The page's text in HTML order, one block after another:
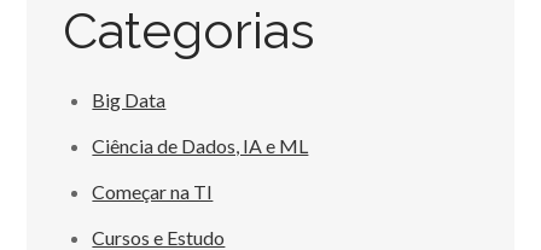
Categorias
Big Data
Ciência de Dados, IA e ML
Começar na TI
Cursos e Estudo